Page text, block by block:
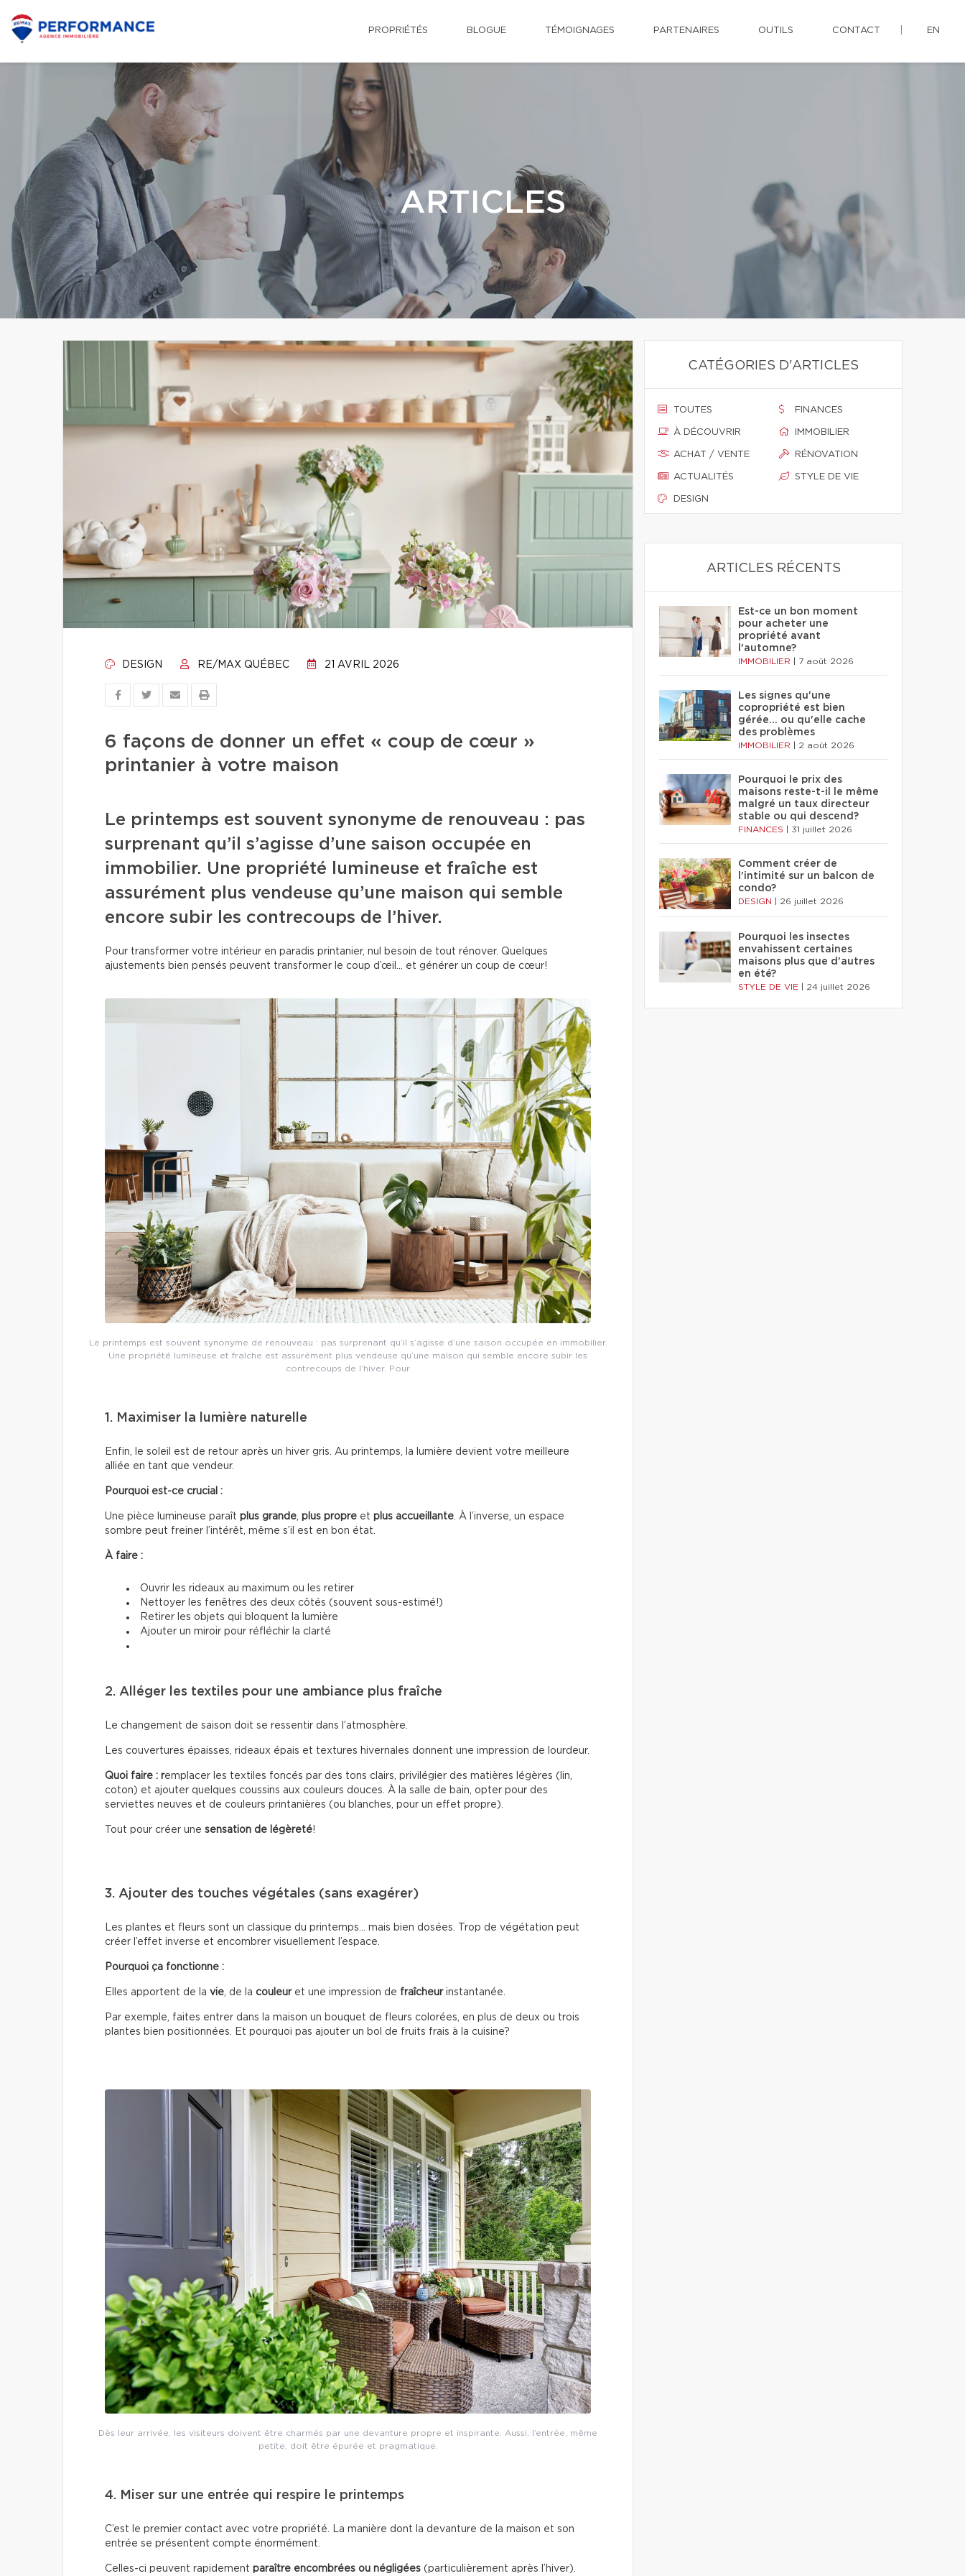
PROPRIÉTÉS BLOGUE TÉMOIGNAGES PARTENAIRES OUTILS CONTACT EN
ARTICLES
DESIGN RE/MAX QUÉBEC 21 AVRIL 2026
6 façons de donner un effet « coup de cœur »
printanier à votre maison
Le printemps est souvent synonyme de renouveau : pas
surprenant qu’il s’agisse d’une saison occupée en
immobilier. Une propriété lumineuse et fraîche est
assurément plus vendeuse qu’une maison qui semble
encore subir les contrecoups de l’hiver.
Pour transformer votre intérieur en paradis printanier, nul besoin de tout rénover. Quelques
ajustements bien pensés peuvent transformer le coup d’œil… et générer un coup de cœur!
Le printemps est souvent synonyme de renouveau : pas surprenant qu’il s’agisse d’une saison occupée en immobilier.
Une propriété lumineuse et fraîche est assurément plus vendeuse qu’une maison qui semble encore subir les
contrecoups de l’hiver. Pour
1. Maximiser la lumière naturelle
Enfin, le soleil est de retour après un hiver gris. Au printemps, la lumière devient votre meilleure
alliée en tant que vendeur.
Pourquoi est-ce crucial :
Une pièce lumineuse paraît plus grande plus propre et plus accueillante . À l’inverse, un espace
sombre peut freiner l’intérêt, même s’il est en bon état.
À faire :
Ouvrir les rideaux au maximum ou les retirer
Nettoyer les fenêtres des deux côtés (souvent sous-estimé!)
Retirer les objets qui bloquent la lumière
Ajouter un miroir pour réfléchir la clarté
2. Alléger les textiles pour une ambiance plus fraîche
Le changement de saison doit se ressentir dans l’atmosphère.
Les couvertures épaisses, rideaux épais et textures hivernales donnent une impression de lourdeur.
Quoi faire : remplacer les textiles foncés par des tons clairs, privilégier des matières légères (lin,
coton) et ajouter quelques coussins aux couleurs douces. À la salle de bain, opter pour des
serviettes neuves et de couleurs printanières (ou blanches, pour un effet propre).
Tout pour créer une sensation de légèreté!
3. Ajouter des touches végétales (sans exagérer)
Les plantes et fleurs sont un classique du printemps… mais bien dosées. Trop de végétation peut
créer l’effet inverse et encombrer visuellement l’espace.
Pourquoi ça fonctionne :
Elles apportent de la vie , de la couleuret une impression de fraîcheurinstantanée.
Par exemple, faites entrer dans la maison un bouquet de fleurs colorées, en plus de deux ou trois
plantes bien positionnées. Et pourquoi pas ajouter un bol de fruits frais à la cuisine?
Dès leur arrivée, les visiteurs doivent être charmés par une devanture propre et inspirante. Aussi, l’entrée, même
petite, doit être épurée et pragmatique.
4. Miser sur une entrée qui respire le printemps
C’est le premier contact avec votre propriété. La manière dont la devanture de la maison et son
entrée se présentent compte énormément.
Celles-ci peuvent rapidement paraître encombrées ou négligées (particulièrement après l’hiver).
CATÉGORIES D'ARTICLES
TOUTES
À DÉCOUVRIR
ACHAT / VENTE
ACTUALITÉS
DESIGN
FINANCES
IMMOBILIER
RÉNOVATION
STYLE DE VIE
ARTICLES RÉCENTS
Est-ce un bon moment
pour acheter une
propriété avant
l'automne?
IMMOBILIER 7 août 2026
Les signes qu'une
copropriété est bien
gérée… ou qu'elle cache
des problèmes
IMMOBILIER 2 août 2026
Pourquoi le prix des
maisons reste-t-il le même
malgré un taux directeur
stable ou qui descend?
FINANCES 31 juillet 2026
Comment créer de
l'intimité sur un balcon de
condo?
DESIGN 26 juillet 2026
Pourquoi les insectes
envahissent certaines
maisons plus que d'autres
en été?
STYLE DE VIE 24 juillet 2026